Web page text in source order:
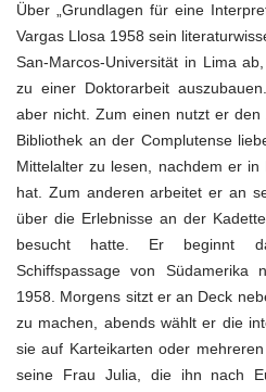
Über „Grundlagen für eine
Vargas Llosa 1958 sein
San-Marcos-Universität in Lima
zu einer Doktorarbeit
aber nicht. Zum einen nutzt er
Bibliothek an der Complutense
Mittelalter zu lesen, nachdem er in
hat. Zum anderen arbeitet er an
über die Erlebnisse an der
besucht hatte. Er beginnt
Schiffspassage von Südamerika
1958. Morgens sitzt er an Deck
zu machen, abends wählt er die
sie auf Karteikarten oder
seine Frau Julia, die ihn nach